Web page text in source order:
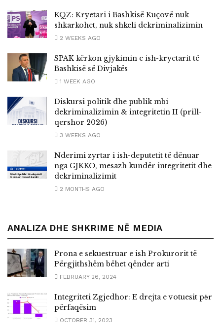
KQZ: Kryetari i Bashkisë Kuçovë nuk
shkarkohet, nuk shkeli dekriminalizimin
2 WEEKS AGO
SPAK kërkon gjykimin e ish-kryetarit të
Bashkisë së Divjakës
1 WEEK AGO
Diskursi politik dhe publik mbi
dekriminalizimin & integritetin II (prill-
qershor 2026)
3 WEEKS AGO
Nderimi zyrtar i ish-deputetit të dënuar
nga GJKKO, mesazh kundër integritetit dhe
dekriminalizimit
2 MONTHS AGO
ANALIZA DHE SHKRIME NË MEDIA
Prona e sekuestruar e ish Prokurorit të
Përgjithshëm bëhet qënder arti
FEBRUARY 26, 2024
Integriteti Zgjedhor: E drejta e votuesit pёr
përfaqësim
OCTOBER 31, 2023